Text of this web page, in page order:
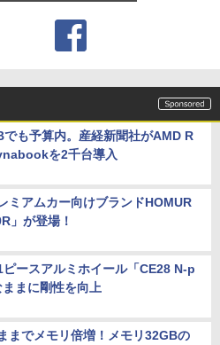
でも予算内。産経新聞社がAMD R
を2千台導入
ミアムカー向けブランドHOMUR
」が登場！
ピースアルミホイール「CE28 N-p
まに剛性を向上
までメモリ倍増！メモリ32GBの